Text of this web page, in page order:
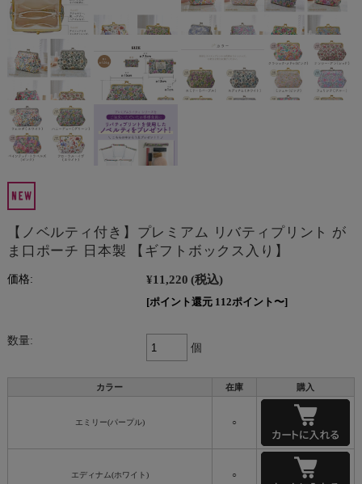
【ノベルティ付き】プレミアム リバティプリント が
ま口ポーチ 日本製 【ギフトボックス入り】
価格: ¥11,220 (税込)
[ポイント還元 112ポイント〜]
数量:
個
カラー 在庫 購入
エミリー(パープル) ○
エディナム(ホワイト) ○